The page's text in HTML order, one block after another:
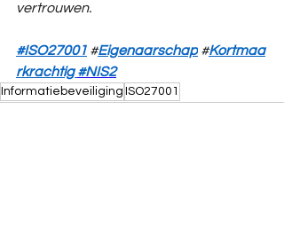
vertrouwen.
#ISO27001 #Eigenaarschap #Kortmaa
rkrachtig #NIS2
Informatiebeveiliging ISO27001